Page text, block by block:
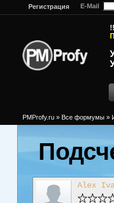
Регистрация E-Mail
PMProfy.ru » Все формумы »
Alex